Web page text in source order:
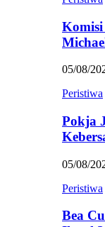
05/08/
Peristiwa
Pokja
05/08/
Peristiwa
Bea